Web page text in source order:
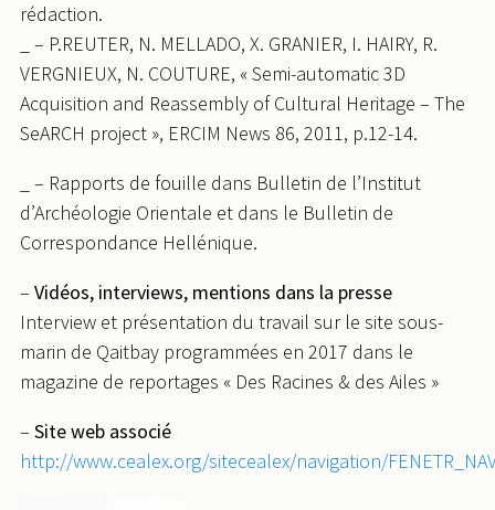
rédaction.
_ – P.REUTER, N. MELLADO, X. GRANIER, I. HAIRY, R.
VERGNIEUX, N. COUTURE, « Semi-automatic 3D
Acquisition and Reassembly of Cultural Heritage – The
SeARCH project », ERCIM News 86, 2011, p.12-14.
_ – Rapports de fouille dans Bulletin de l’Institut
d’Archéologie Orientale et dans le Bulletin de
Correspondance Hellénique.
– Vidéos, interviews, mentions dans la presse
Interview et présentation du travail sur le site sous-
marin de Qaitbay programmées en 2017 dans le
magazine de reportages « Des Racines & des Ailes »
– Site web associé
http://www.cealex.org/sitecealex/navigation/